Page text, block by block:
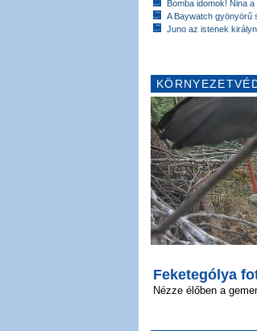
Bomba idomok! Nina
A Baywatch gyönyörű
Juno az istenek
Feketególya
Nézze élőben a